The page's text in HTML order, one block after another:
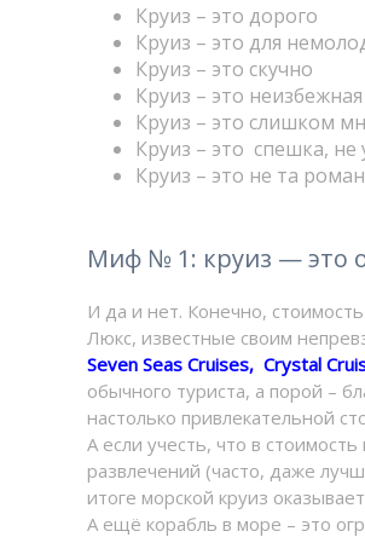
Круиз – это дорого
Круиз – это для
Круиз – это скучно
Круиз – это
Круиз – это слишком
Круиз – это спешка,
Круиз – это не та
Миф № 1: круиз — это
И да и нет. Конечно,
Люкс, известные своим
Seven Seas Cruises, Crystal
обычного туриста, а порой –
настолько привлекательной
А если учесть, что в
развлечений (часто, даже
итоге морской круиз
А ещё корабль в море – это